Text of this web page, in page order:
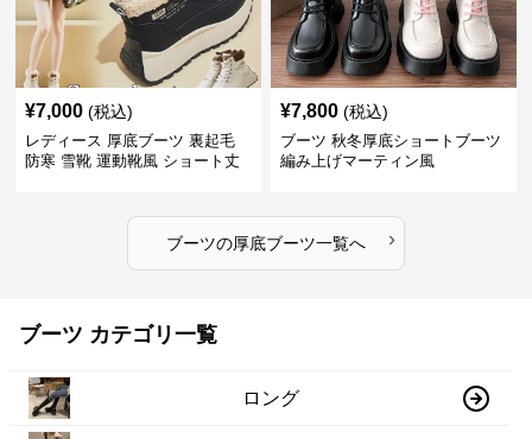
¥7,000 (税込)
レディース 厚底ブーツ 裏起毛
防寒 雪靴 運動靴風 ショート丈
¥7,800 (税込)
ブーツ 秋冬厚底ショートブーツ
編み上げマーティン風
ブーツの厚底ブーツ一覧へ ›
ブーツ カテゴリ一覧
ロング